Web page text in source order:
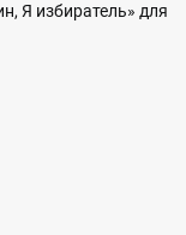
Я избиратель» для